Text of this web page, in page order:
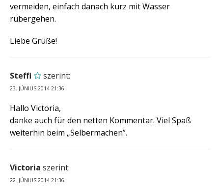
vermeiden, einfach danach kurz mit Wasser
rübergehen.
Liebe Grüße!
Steffi szerint:
23. JÚNIUS 2014 21:36
Hallo Victoria,
danke auch für den netten Kommentar. Viel Spaß
weiterhin beim „Selbermachen”.
Victoria szerint:
22. JÚNIUS 2014 21:36